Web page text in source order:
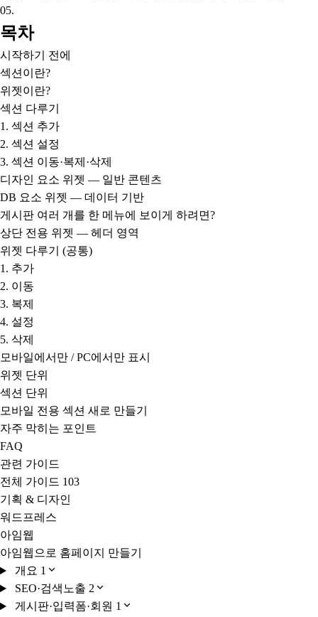
05.
목차
시작하기 전에
섹션이란?
위젯이란?
섹션 다루기
1. 섹션 추가
2. 섹션 설정
3. 섹션 이동·복제·삭제
디자인 요소 위젯 — 일반 콘텐츠
DB 요소 위젯 — 데이터 기반
게시판 여러 개를 한 메뉴에 보이게 하려면?
상단 전용 위젯 — 헤더 영역
위젯 다루기 (공통)
1. 추가
2. 이동
3. 복제
4. 설정
5. 삭제
모바일에서만 / PC에서만 표시
위젯 단위
섹션 단위
모바일 전용 섹션 새로 만들기
자주 막히는 포인트
FAQ
관련 가이드
전체 가이드 103
기획 & 디자인
워드프레스
아임웹
아임웹으로 홈페이지 만들기
개요 1
SEO·검색노출 2
게시판·입력폼·회원 1